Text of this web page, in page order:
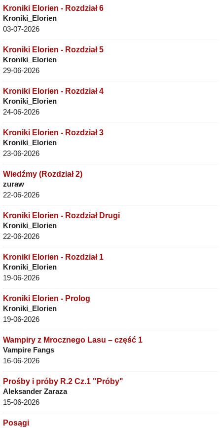
Kroniki Elorien - Rozdział 6
Kroniki_Elorien
03-07-2026
Kroniki Elorien - Rozdział 5
Kroniki_Elorien
29-06-2026
Kroniki Elorien - Rozdział 4
Kroniki_Elorien
24-06-2026
Kroniki Elorien - Rozdział 3
Kroniki_Elorien
23-06-2026
Wiedźmy (Rozdział 2)
zuraw
22-06-2026
Kroniki Elorien - Rozdział Drugi
Kroniki_Elorien
22-06-2026
Kroniki Elorien - Rozdział 1
Kroniki_Elorien
19-06-2026
Kroniki Elorien - Prolog
Kroniki_Elorien
19-06-2026
Wampiry z Mrocznego Lasu – część 1
Vampire Fangs
16-06-2026
Prośby i próby R.2 Cz.1 "Próby"
Aleksander Zaraza
15-06-2026
Posągi